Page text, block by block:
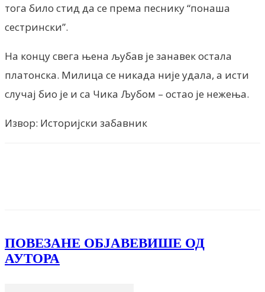
тога било стид да се према песнику “понаша
сестрински”.
На концу свега њена љубав је занавек остала
платонска. Милица се никада није удала, а исти
случај био је и са Чика Љубом – остао је нежења.
Извор: Историјски забавник
ПОВЕЗАНЕ ОБЈАВЕВИШЕ ОД
АУТОРА